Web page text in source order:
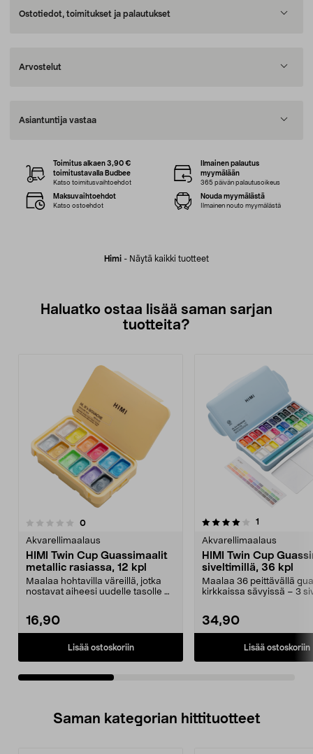
Ostotiedot, toimitukset ja palautukset
Arvostelut
Asiantuntija vastaa
Himi - Näytä kaikki tuotteet
Toimitus alkaen 3,90 €
toimitustavalla Budbee
Katso toimitusvaihtoehdot
Ilmainen palautus
myymälään
365 päivän palautusoikeus
Maksuvaihtoehdot
Katso ostoehdot
Nouda myymälästä
Ilmainen nouto myymälästä
Haluatko ostaa lisää saman sarjan
tuotteita?
0arvostelut
Akvarellimaalaus
HIMI Twin Cup Guassimaalit
metallic rasiassa, 12 kpl
Maalaa hohtavilla väreillä, jotka
nostavat aiheesi uudelle tasolle –
16,90
Lisää ostoskoriin
4.0viidestä
1
Akvarellimaalaus
HIMI Twin Cup
siveltimillä, 36 kpl
Maalaa 36 peittävällä
kirkkaissa sävyissä – 3
34,90
Lisää ostoskoriin
0.0 viidestä
Saman kategorian hittituotteet